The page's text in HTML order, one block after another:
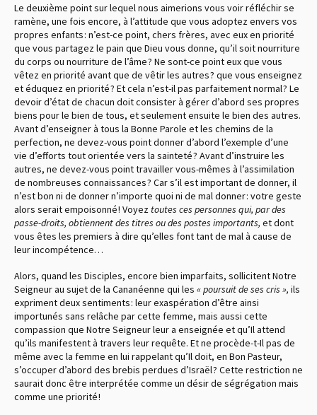
Le deuxième point sur lequel nous aimerions vous voir réfléchir se
ramène, une fois encore, à l’attitude que vous adoptez envers vos
propres enfants : n’est-ce point, chers frères, avec eux en priorité
que vous partagez le pain que Dieu vous donne, qu’il soit nourriture
du corps ou nourriture de l’âme ? Ne sont-ce point eux que vous
vêtez en priorité avant que de vêtir les autres ? que vous enseignez
et éduquez en priorité ? Et cela n’est-il pas parfaitement normal ? Le
devoir d’état de chacun doit consister à gérer d’abord ses propres
biens pour le bien de tous, et seulement ensuite le bien des autres.
Avant d’enseigner à tous la Bonne Parole et les chemins de la
perfection, ne devez-vous point donner d’abord l’exemple d’une
vie d’efforts tout orientée vers la sainteté ? Avant d’instruire les
autres, ne devez-vous point travailler vous-mêmes à l’assimilation
de nombreuses connaissances ? Car s’il est important de donner, il
n’est bon ni de donner n’importe quoi ni de mal donner : votre geste
alors serait empoisonné ! Voyez toutes ces personnes qui, par des
passe-droits, obtiennent des titres ou des postes importants, et dont
vous êtes les premiers à dire qu’elles font tant de mal à cause de
leur incompétence…
Alors, quand les Disciples, encore bien imparfaits, sollicitent Notre
Seigneur au sujet de la Cananéenne qui les « poursuit de ses cris », ils
expriment deux sentiments : leur exaspération d’être ainsi
importunés sans relâche par cette femme, mais aussi cette
compassion que Notre Seigneur leur a enseignée et qu’Il attend
qu’ils manifestent à travers leur requête. Et ne procède-t-Il pas de
même avec la femme en lui rappelant qu’Il doit, en Bon Pasteur,
s’occuper d’abord des brebis perdues d’Israël ? Cette restriction ne
saurait donc être interprétée comme un désir de ségrégation mais
comme une priorité !